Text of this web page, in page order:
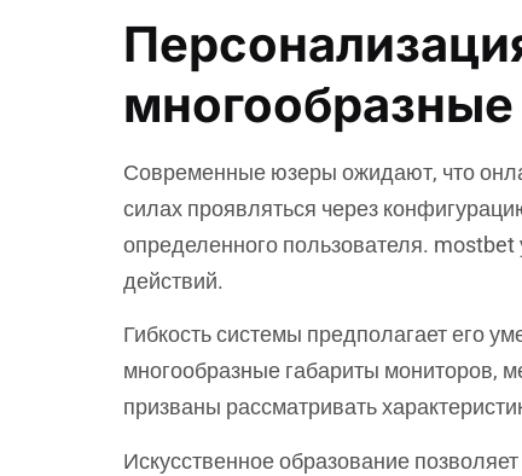
Современные юзеры ожидают, что
силах проявляться через
определенного пользователя.
действий.
Гибкость системы предполагает его
многообразные габариты мониторов,
призваны рассматривать
Искусственное образование